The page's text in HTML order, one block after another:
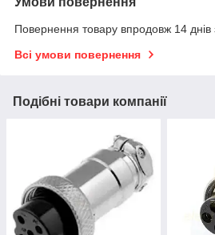
Повернення товару впродовж 14 днів
Всі умови повернення
Подібні товари компанії